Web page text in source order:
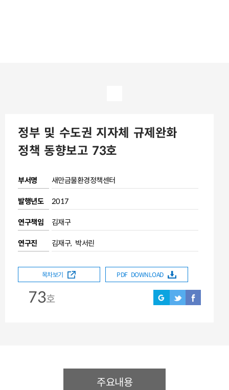
정부 및 수도권 지자체 규제완화
정책 동향보고 73호
부서명 새만금물환경정책센터
발행년도 2017
연구책임 김재구
연구진 김재구, 박서린
목차보기 PDF DOWNLOAD
73호
주요내용